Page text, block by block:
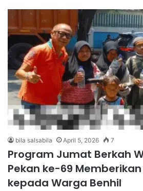
bila salsabila April 5, 2026 7
Program Jumat Berkah
Pekan ke-69
kepada Warga Benhil